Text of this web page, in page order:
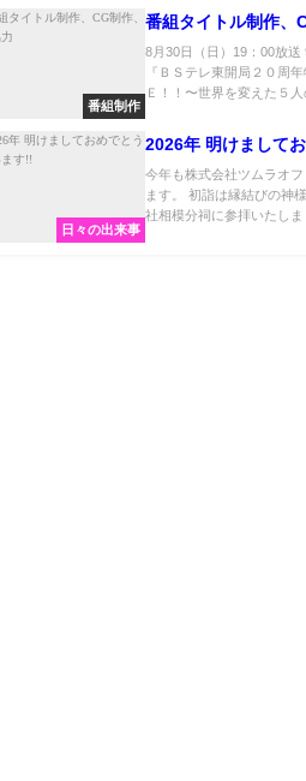
番組制作
番組タイトル制作、
8月30日（日）19：00放
『ＢＳテレ東開局２０周
Ｅ！！〜世界を変えた５人
日々の出来事
2026年 明けまして
今年も株式会社ツムラオ
ます。 初詣は縁結びの神
社相模分祠に参拝いたしま